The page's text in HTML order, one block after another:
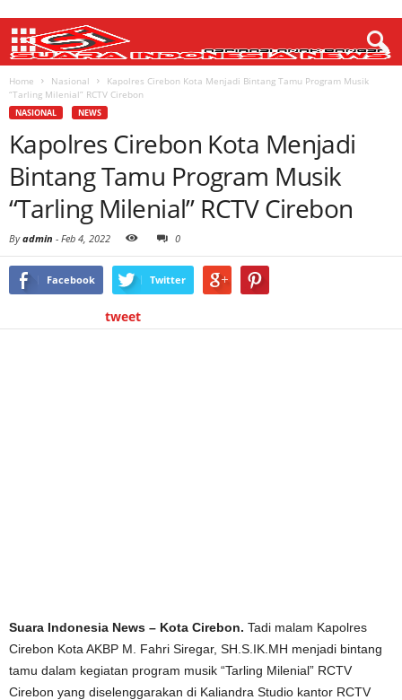
Home Nasional
Kapolres Cirebon Kota Menjadi Bintang Tamu Program Musik
“Tarling Milenial” RCTV Cirebon
NASIONAL NEWS
Kapolres Cirebon Kota Menjadi
Bintang Tamu Program Musik
“Tarling Milenial” RCTV Cirebon
Byadmin - Feb 4, 2022 0
Facebook Twitter
tweet
Suara Indonesia News – Kota Cirebon. Tadi malam Kapolres
Cirebon Kota AKBP M. Fahri Siregar, SH.S.IK.MH menjadi bintang
tamu dalam kegiatan program musik “Tarling Milenial” RCTV
Cirebon yang diselenggarakan di Kaliandra Studio kantor RCTV